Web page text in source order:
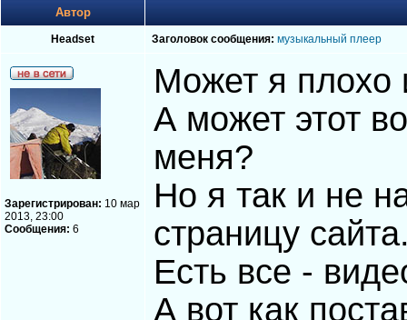
Автор
Headset Заголовок сообщения: музыкальный плеер
Зарегистрирован: 10 мар
2013, 23:00
Сообщения: 6
Может я плохо
А может этот
меня?
Но я так и не
страницу
Есть все -
А вот как